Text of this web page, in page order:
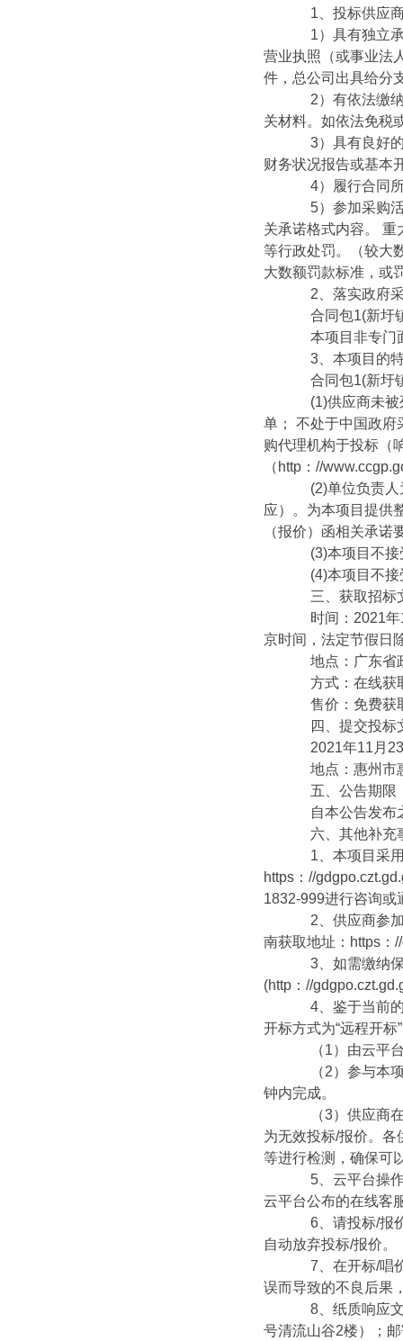
1、投标供应商
1）具有独立承
营业执照（或事业法
件，总公司出具给分
2）有依法缴纳
关材料。如依法免税
3）具有良好的
财务状况报告或基本
4）履行合同所
5）参加采购活
关承诺格式内容。
等行政处罚。（较大
大数额罚款标准，或
2、落实政府采
合同包1(新圩镇
本项目非专门
3、本项目的特
合同包1(新圩镇
(1)供应商未被列
单； 不处于中国政府
购代理机构于投标（
（http：//
(2)单位负责人为
应）。为本项目提供
（报价）函相关承诺
(3)本项目不接
(4)本项目不接
三、获取招标
时间：2021年
京时间，法定节假日
地点：广东省政
方式：在线获
售价：免费获
四、提交投标文
2021年11月23
地点：惠州市
五、公告期限
自本公告发布
六、其他补充
1、本项目采用
https：//
1832-999进行咨询或
2、供应商参加
南获取地址：https：
3、如需缴纳保
(http：//
4、鉴于当前的
开标方式为“远程开标
（1）由云平台
（2）参与本项
钟内完成。
（3）供应商在
为无效投标/报价。
等进行检测，确保可
5、云平台操作
云平台公布的在线客
6、请投标/报价
自动放弃投标/报价。
7、在开标/唱价
误而导致的不良后果
8、纸质响应文
号清流山谷2楼）；